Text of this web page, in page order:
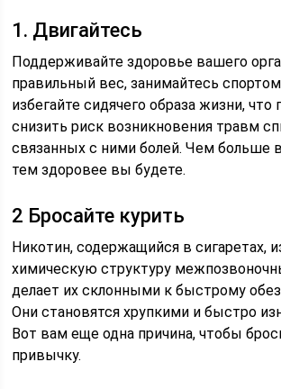
1. Двигайтесь
Поддерживайте здоровье вашего
правильный вес, занимайтесь
избегайте сидячего образа жизни, что
снизить риск возникновения травм
связанных с ними болей. Чем больше
тем здоровее вы будете.
2 Бросайте курить
Никотин, содержащийся в сигаретах,
химическую структуру
делает их склонными к быстрому
Они становятся хрупкими и быстро
Вот вам еще одна причина, чтобы
привычку.